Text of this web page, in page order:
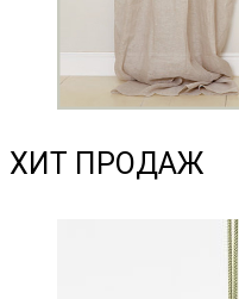
ХИТ ПРОДАЖ